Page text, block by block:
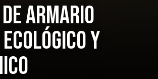
ARMARIO
Y